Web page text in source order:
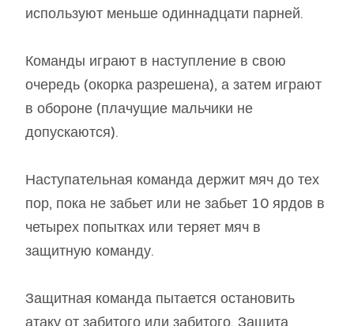
используют меньше одиннадцати парней.
Команды играют в наступление в свою
очередь (окорка разрешена), а затем играют
в обороне (плачущие мальчики не
допускаются).
Наступательная команда держит мяч до тех
пор, пока не забьет или не забьет 10 ярдов в
четырех попытках или теряет мяч в
защитную команду.
Защитная команда пытается остановить
атаку от забитого или забитого. Защита